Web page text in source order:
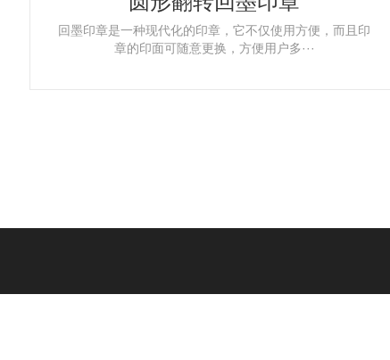
回墨印章是一种现代化的印章，它不仅使用方便，而且印
章的印面可随意更换，方便用户多···